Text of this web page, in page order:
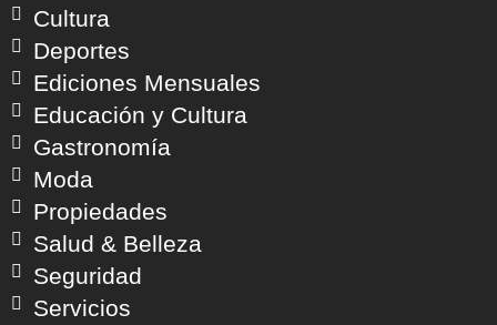
Cultura
Deportes
Ediciones Mensuales
Educación y Cultura
Gastronomía
Moda
Propiedades
Salud & Belleza
Seguridad
Servicios